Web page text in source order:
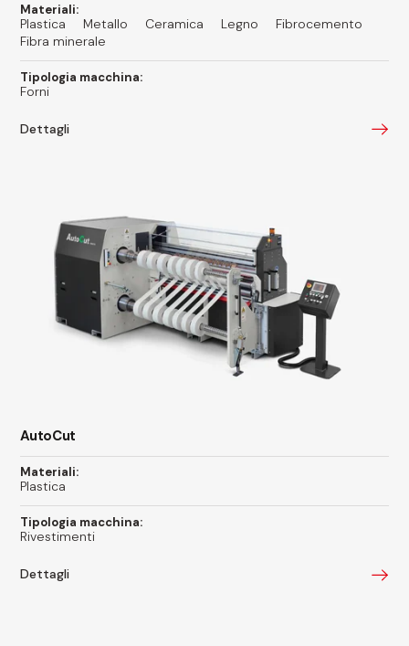
Materiali:
Plastica Metallo Ceramica Legno
Fibrocemento
Fibra minerale
Tipologia macchina:
Forni
Dettagli
AutoCut
Materiali:
Plastica
Tipologia macchina:
Rivestimenti
Dettagli